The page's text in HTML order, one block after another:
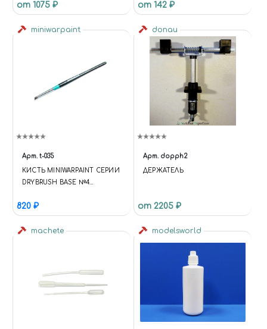
от 1075 ₽ от 142 ₽
miniwarpaint
Арт. t-035
КИСТЬ MINIWARPAINT СЕРИИ
DRYBRUSH BASE №4
820 ₽
donau
Арт. dopph2
ДЕРЖАТЕЛЬ
от 2205 ₽
machete modelsworld